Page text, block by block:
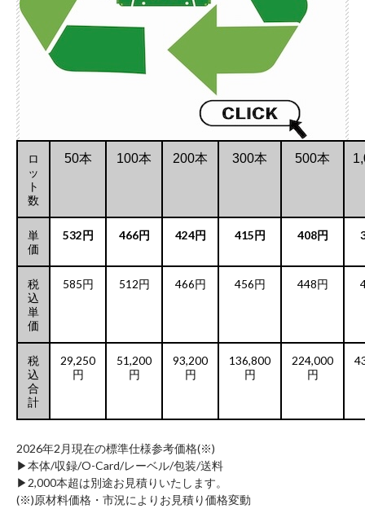
ロ
ッ
ト
数
50本 100本 200本 300本 500本
単
価
532円 466円 424円 415円 408円
税
込
単
価
585円 512円 466円 456円 448円
税
込
合
計
29,250
円
51,200
円
93,200
円
136,800
円
224,000
円
2026年2月現在の標準仕様参考価格(※)
▶︎本体/収録/O-Card/レーベル/包装/送料
▶︎2,000本超は別途お見積りいたします。
(※)原材料価格・市況によりお見積り価格変動